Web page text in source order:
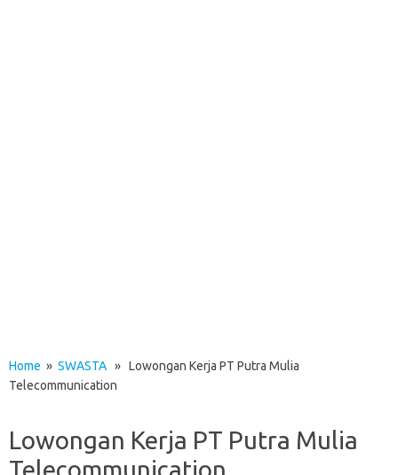
Home » SWASTA » Lowongan Kerja PT Putra Mulia
Telecommunication
Lowongan Kerja PT Putra Mulia
Telecommunication